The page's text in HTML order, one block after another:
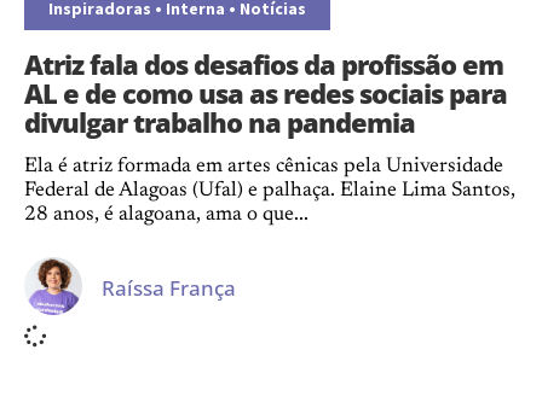
Inspiradoras • Interna • Notícias
Atriz fala dos desafios da profissão em
AL e de como usa as redes sociais para
divulgar trabalho na pandemia
Ela é atriz formada em artes cênicas pela Universidade
Federal de Alagoas (Ufal) e palhaça. Elaine Lima Santos,
28 anos, é alagoana, ama o que...
Raíssa França